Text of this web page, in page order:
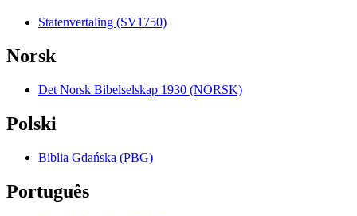
Statenvertaling (SV1750)
Norsk
Det Norsk Bibelselskap 1930 (NORSK)
Polski
Biblia Gdańska (PBG)
Português